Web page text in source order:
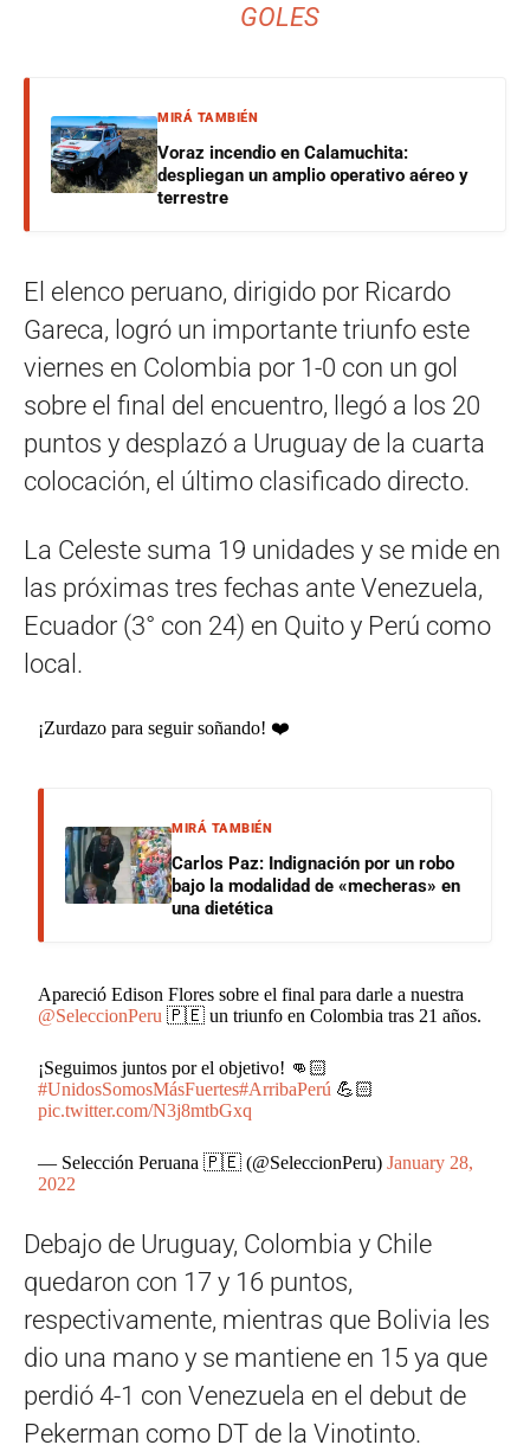
GOLES
MIRÁ TAMBIÉN
Voraz incendio en Calamuchita:
despliegan un amplio operativo aéreo y
terrestre
El elenco peruano, dirigido por Ricardo
Gareca, logró un importante triunfo este
viernes en Colombia por 1-0 con un gol
sobre el final del encuentro, llegó a los 20
puntos y desplazó a Uruguay de la cuarta
colocación, el último clasificado directo.
La Celeste suma 19 unidades y se mide en
las próximas tres fechas ante Venezuela,
Ecuador (3° con 24) en Quito y Perú como
local.
¡Zurdazo para seguir soñando! ❤️
MIRÁ TAMBIÉN
Carlos Paz: Indignación por un robo
bajo la modalidad de «mecheras» en
una dietética
Apareció Edison Flores sobre el final para darle a nuestra
@SeleccionPeru 🇵🇪 un triunfo en Colombia tras 21 años.
¡Seguimos juntos por el objetivo! 👊🏻
#UnidosSomosMásFuertes#ArribaPerú 💪🏻
pic.twitter.com/N3j8mtbGxq
— Selección Peruana 🇵🇪 (@SeleccionPeru)January 28,
2022
Debajo de Uruguay, Colombia y Chile
quedaron con 17 y 16 puntos,
respectivamente, mientras que Bolivia les
dio una mano y se mantiene en 15 ya que
perdió 4-1 con Venezuela en el debut de
Pekerman como DT de la Vinotinto.